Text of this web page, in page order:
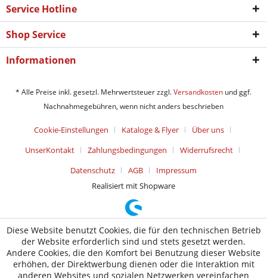
Service Hotline
Shop Service
Informationen
* Alle Preise inkl. gesetzl. Mehrwertsteuer zzgl.Versandkosten und ggf.
Nachnahmegebühren, wenn nicht anders beschrieben
Cookie-Einstellungen Kataloge & Flyer
Über uns
UnserKontakt
Zahlungsbedingungen
Widerrufsrecht
Datenschutz
AGB
Impressum
Realisiert mit Shopware
Diese Website benutzt Cookies, die für den technischen Betrieb
der Website erforderlich sind und stets gesetzt werden.
Andere Cookies, die den Komfort bei Benutzung dieser Website
erhöhen, der Direktwerbung dienen oder die Interaktion mit
anderen Websites und sozialen Netzwerken vereinfachen